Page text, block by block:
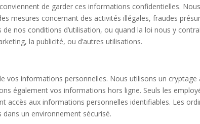
de garder ces informations confidentielles. Nous
mesures concernant des activités illégales, fraudes
nos conditions d’utilisation, ou quand la loi nous y
la publicité, ou d’autres utilisations.
informations personnelles. Nous utilisons un cryptage
également vos informations hors ligne. Seuls les
accès aux informations personnelles identifiables. Les
un environnement sécurisé.